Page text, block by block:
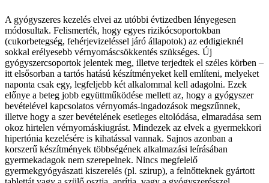
A gyógyszeres kezelés elvei az utóbbi évtizedben lényegesen
módosultak. Felismerték, hogy egyes rizikócsoportokban
(cukorbetegség, fehérjevizeléssel járó állapotok) az eddigieknél
sokkal erélyesebb vérnyomáscsökkentés szükséges. Új
gyógyszercsoportok jelentek meg, illetve terjedtek el széles körben –
itt elsősorban a tartós hatású készítményeket kell említeni, melyeket
naponta csak egy, legfeljebb két alkalommal kell adagolni. Ezek
előnye a beteg jobb együttműködése mellett az, hogy a gyógyszer
bevételével kapcsolatos vérnyomás-ingadozások megszűnnek,
illetve hogy a szer bevételének esetleges eltolódása, elmaradása sem
okoz hirtelen vérnyomáskiugrást. Mindezek az elvek a gyermekkori
hipertónia kezelésére is kihatással vannak. Sajnos azonban a
korszerű készítmények többségének alkalmazási leírásában
gyermekadagok nem szerepelnek. Nincs megfelelő
gyermekgyógyászati kiszerelés (pl. szirup), a felnőtteknek gyártott